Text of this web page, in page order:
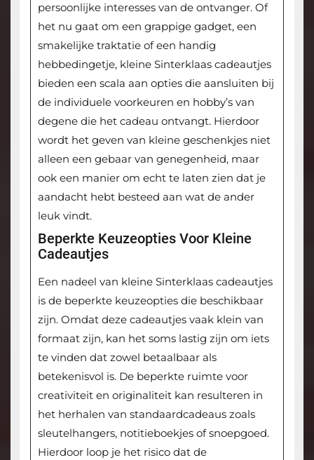
persoonlijke interesses van de ontvanger. Of
het nu gaat om een grappige gadget, een
smakelijke traktatie of een handig
hebbedingetje, kleine Sinterklaas cadeautjes
bieden een scala aan opties die aansluiten bij
de individuele voorkeuren en hobby’s van
degene die het cadeau ontvangt. Hierdoor
wordt het geven van kleine geschenkjes niet
alleen een gebaar van genegenheid, maar
ook een manier om echt te laten zien dat je
aandacht hebt besteed aan wat de ander
leuk vindt.
Beperkte Keuzeopties Voor Kleine
Cadeautjes
Een nadeel van kleine Sinterklaas cadeautjes
is de beperkte keuzeopties die beschikbaar
zijn. Omdat deze cadeautjes vaak klein van
formaat zijn, kan het soms lastig zijn om iets
te vinden dat zowel betaalbaar als
betekenisvol is. De beperkte ruimte voor
creativiteit en originaliteit kan resulteren in
het herhalen van standaardcadeaus zoals
sleutelhangers, notitieboekjes of snoepgoed.
Hierdoor loop je het risico dat de